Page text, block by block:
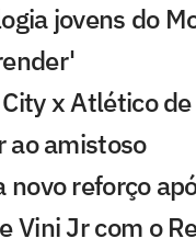
jovens do
x Atlético
ao amistoso
novo reforço
Vini Jr com o